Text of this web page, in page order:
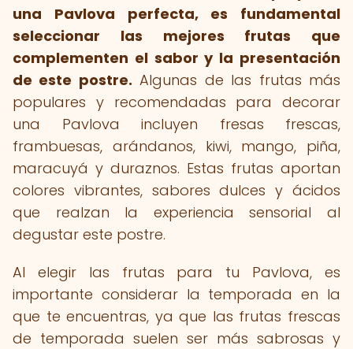
una Pavlova perfecta, es fundamental
seleccionar las mejores frutas que
complementen el sabor y la presentación
de este postre. Algunas de las frutas más
populares y recomendadas para decorar
una Pavlova incluyen fresas frescas,
frambuesas, arándanos, kiwi, mango, piña,
maracuyá y duraznos. Estas frutas aportan
colores vibrantes, sabores dulces y ácidos
que realzan la experiencia sensorial al
degustar este postre.
Al elegir las frutas para tu Pavlova, es
importante considerar la temporada en la
que te encuentras, ya que las frutas frescas
de temporada suelen ser más sabrosas y